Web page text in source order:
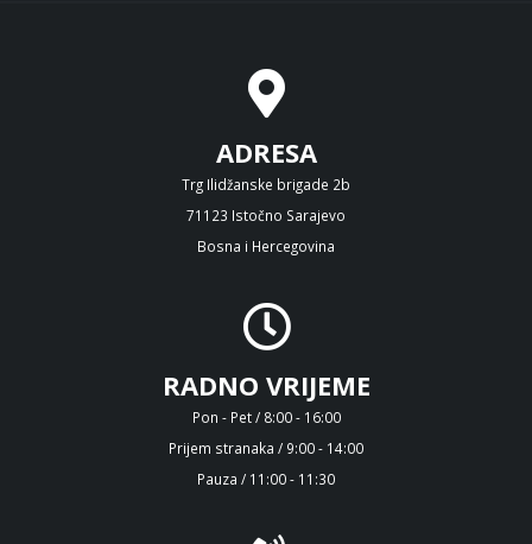
ADRESA
Trg Ilidžanske brigade 2b
71123 Istočno Sarajevo
Bosna i Hercegovina
RADNO VRIJEME
Pon - Pet / 8:00 - 16:00
Prijem stranaka / 9:00 - 14:00
Pauza / 11:00 - 11:30